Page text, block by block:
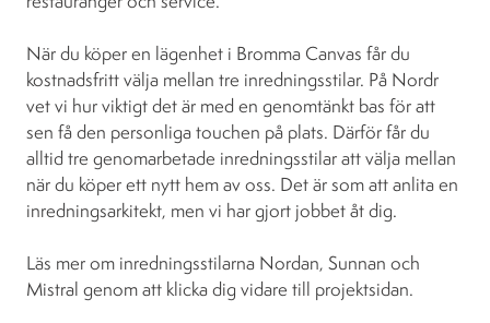
När du köper en lägenhet i Bromma Canvas får du
kostnadsfritt välja mellan tre inredningsstilar. På Nordr
vet vi hur viktigt det är med en genomtänkt bas för att
sen få den personliga touchen på plats. Därför får du
alltid tre genomarbetade inredningsstilar att välja mellan
när du köper ett nytt hem av oss. Det är som att anlita en
inredningsarkitekt, men vi har gjort jobbet åt dig.
Läs mer om inredningsstilarna Nordan, Sunnan och
Mistral genom att klicka dig vidare till projektsidan.